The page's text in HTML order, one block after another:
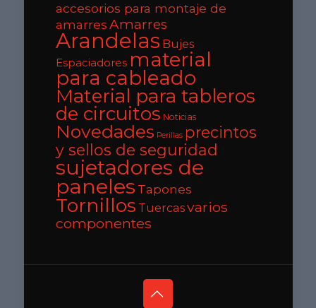
accesorios para montaje de
amarresAmarres
Arandelas Bujes
Espaciadores material
para cableado
Material para tableros
de circuitos Noticias
Novedades Perillas precintos
y sellos de seguridad
sujetadores de
paneles Tapones
Tornillos Tuercasvarios
componentes